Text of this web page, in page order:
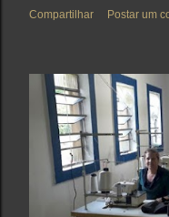
Compartilhar Postar um